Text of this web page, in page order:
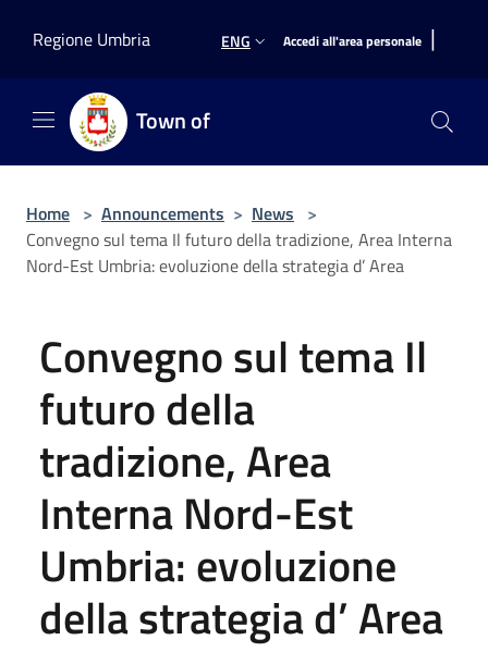
Regione Umbria
ENG Accedi all'area personale |
Town of
Home > Announcements > News >
Convegno sul tema Il futuro della tradizione, Area Interna
Nord-Est Umbria: evoluzione della strategia d’ Area
Convegno sul tema Il
futuro della
tradizione, Area
Interna Nord-Est
Umbria: evoluzione
della strategia d’ Area